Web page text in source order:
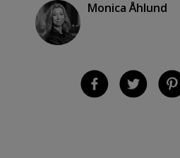
Monica Åhlund